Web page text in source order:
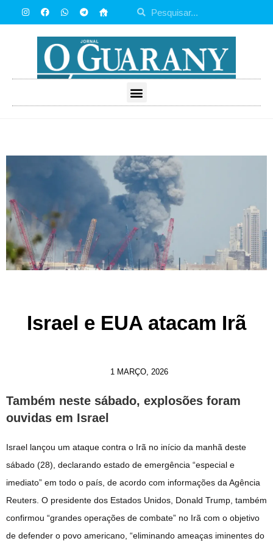
Israel e EUA atacam Irã
1 MARÇO, 2026
Também neste sábado, explosões foram
ouvidas em Israel
Israel lançou um ataque contra o Irã no início da manhã deste
sábado (28), declarando estado de emergência “especial e
imediato” em todo o país, de acordo com informações da Agência
Reuters. O presidente dos Estados Unidos, Donald Trump, também
confirmou “grandes operações de combate” no Irã com o objetivo
de defender o povo americano, “eliminando ameaças iminentes do